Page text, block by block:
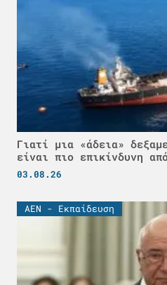
Γιατί μια «άδεια»
είναι πιο επικίνδυνη
03.08.26
ΑΕΝ - Εκπαίδευση